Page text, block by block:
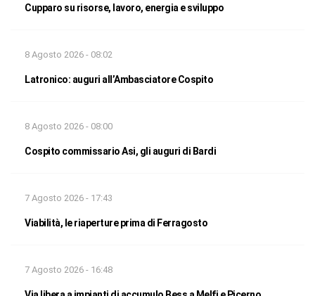
Cupparo su risorse, lavoro, energia e sviluppo
8 Agosto 2026 - 08:02
Latronico: auguri all’Ambasciatore Cospito
8 Agosto 2026 - 08:00
Cospito commissario Asi, gli auguri di Bardi
7 Agosto 2026 - 17:43
Viabilità, le riaperture prima di Ferragosto
7 Agosto 2026 - 16:48